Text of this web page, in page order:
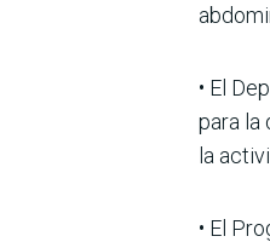
• El
para la
la
• El